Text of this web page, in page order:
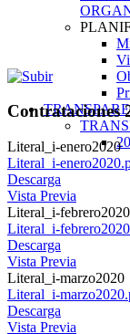
Contrataciones
Literal_i-enero2020
Literal_i-
Descarga
Vista Previa
Literal_i-febrero2020
Literal_i-
Descarga
Vista Previa
Literal_i-marzo2020
Literal_i-
Descarga
Vista Previa